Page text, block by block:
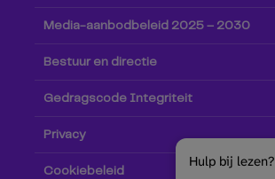
Media-aanbodbeleid 2025 – 2030
Bestuur en directie
Gedragscode Integriteit
Privacy
Cookiebeleid
Hulp bij lezen?